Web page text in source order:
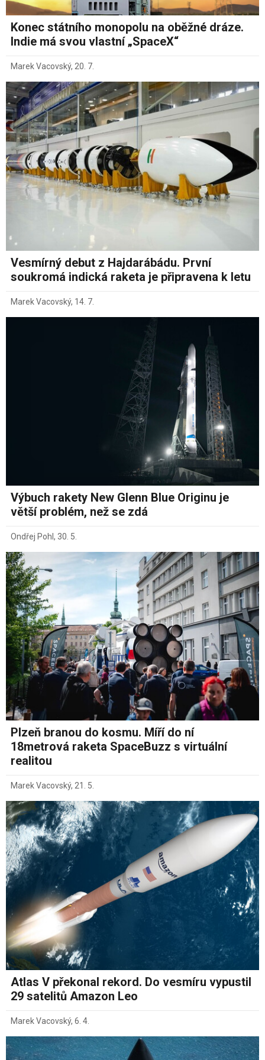
Konec státního monopolu na oběžné dráze.
Indie má svou vlastní „SpaceX“
Marek Vacovský, 20. 7.
Vesmírný debut z Hajdarábádu. První
soukromá indická raketa je připravena k letu
Marek Vacovský, 14. 7.
Výbuch rakety New Glenn Blue Originu je
větší problém, než se zdá
Ondřej Pohl , 30. 5.
Plzeň branou do kosmu. Míří do ní
18metrová raketa SpaceBuzz s virtuální
realitou
Marek Vacovský, 21. 5.
Atlas V překonal rekord. Do vesmíru vypustil
29 satelitů Amazon Leo
Marek Vacovský, 6. 4.